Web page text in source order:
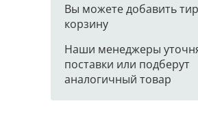
Вы можете добавить
корзину
Наши менеджеры
поставки или подберут
аналогичный товар